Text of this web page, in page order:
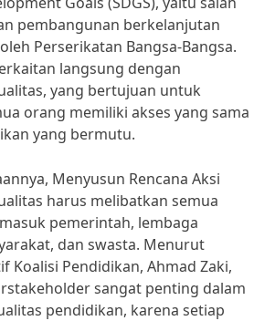
pembangunan berkelanjutan
Perserikatan Bangsa-Bangsa.
langsung dengan
yang bertujuan untuk
orang memiliki akses yang sama
yang bermutu.
Menyusun Rencana Aksi
harus melibatkan semua
pemerintah, lembaga
dan swasta. Menurut
Koalisi Pendidikan, Ahmad Zaki,
sangat penting dalam
pendidikan, karena setiap